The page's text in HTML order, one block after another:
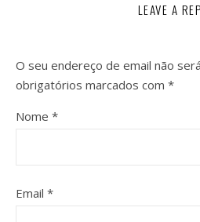
LEAVE A
O seu endereço de email não
obrigatórios marcados com *
Nome *
Email *